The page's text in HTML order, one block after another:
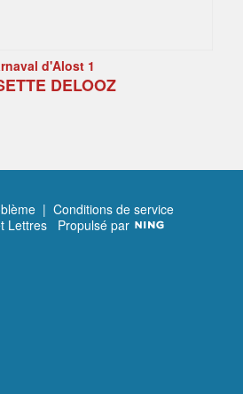
d'Alost 1
DELOOZ
| Conditions de service
Lettres Propulsé par